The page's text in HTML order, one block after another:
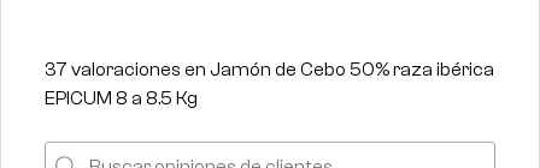
37 valoraciones en Jamón de Cebo 50% raza ibérica
EPICUM 8 a 8.5 Kg